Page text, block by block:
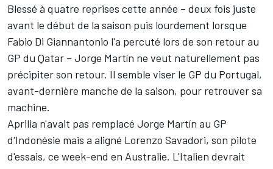
Blessé à quatre reprises cette année – deux fois juste
avant le début de la saison puis lourdement lorsque
Fabio Di Giannantonio l'a percuté lors de son retour au
GP du Qatar – Jorge Martín ne veut naturellement pas
précipiter son retour. Il semble viser le GP du Portugal,
avant-dernière manche de la saison, pour retrouver sa
machine.
Aprilia n'avait pas remplacé Jorge Martín au GP
d'Indonésie mais a aligné Lorenzo Savadori, son pilote
d'essais, ce week-end en Australie. L'Italien devrait